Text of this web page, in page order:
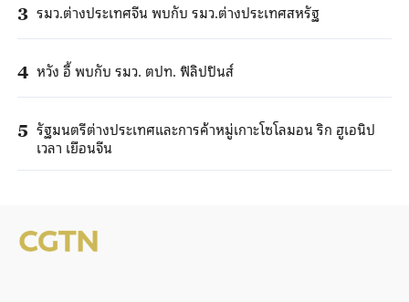
3 รมว.ต่างประเทศจีน พบกับ รมว.ต่างประเทศสหรัฐ
4 หวัง อี้ พบกับ รมว. ตปท. ฟิลิปปินส์
5 รัฐมนตรีต่างประเทศและการค้าหมู่เกาะโซโลมอน ริก ฮูเอนิป
เวลา เยือนจีน